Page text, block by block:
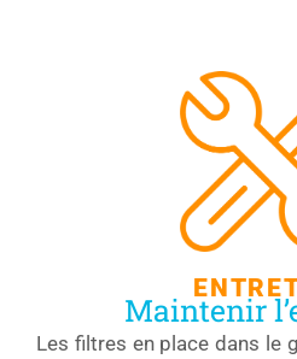
Maintenir
Les filtres en place dans le